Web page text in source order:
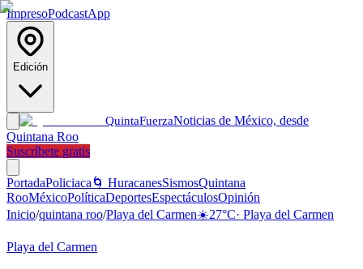
ImpresoPodcastApp
Edición
QuintaFuerzaNoticias de México, desde
Quintana Roo
Suscríbete gratis
PortadaPoliciaca 🌀 HuracanesSismosQuintana
RooMéxicoPolíticaDeportesEspectáculosOpinión
Inicio/quintana roo/Playa del Carmen☀️27°C· Playa del Carmen
Playa del Carmen